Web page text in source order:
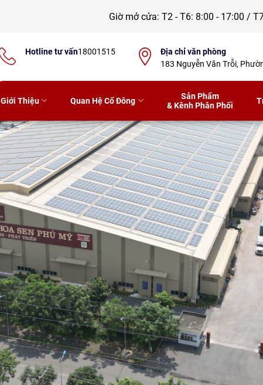
Giờ mở cửa:T2 - T6: 8:00 - 17:00 /
Giới Thiệu Quan Hệ Cổ Đông
Sản Phẩm
& Kênh Phân Phối
Hotline tư vấn18001515
Địa chỉ văn phòng
183 Nguyễn Văn Trỗi,